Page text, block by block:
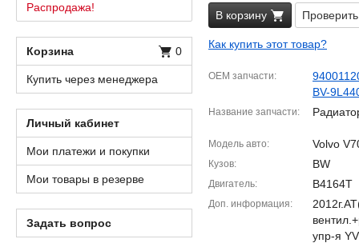
В корзину
Как купить этот товар?
OEM запчасти
BV-
Название запчасти
Модель авто Volvo
Кузов BW
Двигатель B4164T
Доп. информация
упр-я
Распродажа!
Корзина 0
Купить через менеджера
Личный кабинет
Мои платежи и покупки
Мои товары в резерве
Задать вопрос